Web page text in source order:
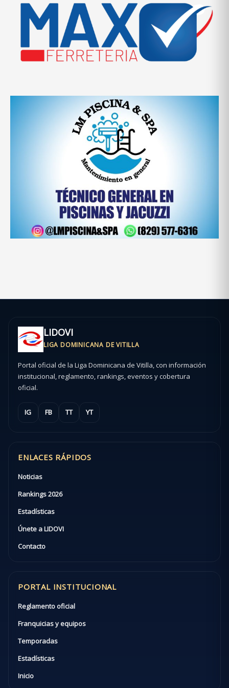
LIDOVI
LIGA DOMINICANA DE VITILLA
Portal oficial de la Liga Dominicana de Vitilla, con información
institucional, reglamento, rankings, eventos y cobertura
oficial.
IG FB TT YT
ENLACES RÁPIDOS
Noticias
Rankings 2026
Estadísticas
Únete a LIDOVI
Contacto
PORTAL INSTITUCIONAL
Reglamento oficial
Franquicias y equipos
Temporadas
Estadísticas
Inicio